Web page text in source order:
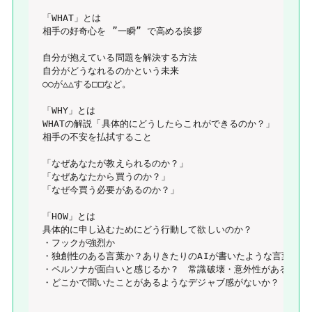
「WHAT」とは
相手の好奇心を ”一瞬” で高める挨拶
自分が抱えている問題を解決する方法
自分がどうなれるのかという未来
○○が△△する□□など。
「WHY」とは
WHATの解説「具体的にどうしたらこれができるのか？」
相手の不安を払拭すること
「なぜあなたが教えられるのか？」
「なぜあなたから買うのか？」
「なぜ今買う必要があるのか？」
「HOW」とは
具体的に申し込むためにどう行動して欲しいのか？
・フックが強烈か
・独創性のある言葉か？ありきたりのAIが書いたような言葉か？
・ペルソナが面白いと感じるか？　常識破壊・意外性があるか？
・どこかで聞いたことがあるようなデジャブ感がないか？